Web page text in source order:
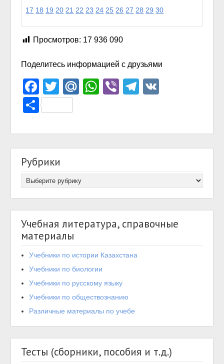
17 18 19 20 21 22 23 24 25 26 27 28 29 30
Просмотров: 17 936 090
Поделитесь информацией с друзьями
Facebook
TwitterMail.Ru
WhatsApp
ViberTelegram
Отправить
Рубрики
Учебная литература, справочные
материалы
Учебники по истории Казахстана
Учебники по биологии
Учебники по русскому языку
Учебники по обществознанию
Различные материалы по учебе
Тесты (сборники, пособия и т.д.)